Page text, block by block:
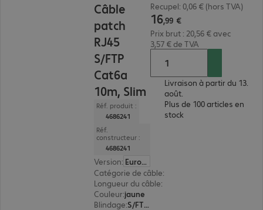
Câble
patch
RJ45
S/FTP
Cat6a
10m, Slim
Réf. produit :
4686241
Réf.
constructeur :
4686241
Version:
Europe
Catégorie de câble:
Longueur du câble:
Couleur:jaune
Blindage: S/FTP (PIMF)
Recupel: 0,06 € (hors TVA)
16,99 €
Prix brut : 20,56 € avec
3,57 € de TVA
Livraison à partir du 13.
août.
Plus de 100 articles en
stock